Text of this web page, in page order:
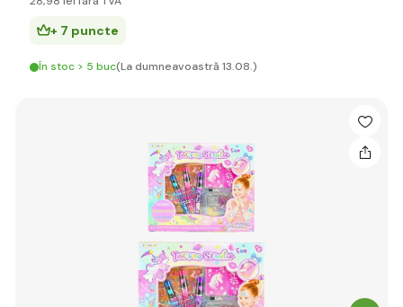
+ 7 puncte
În stoc > 5 buc(La dumneavoastră 13.08.)